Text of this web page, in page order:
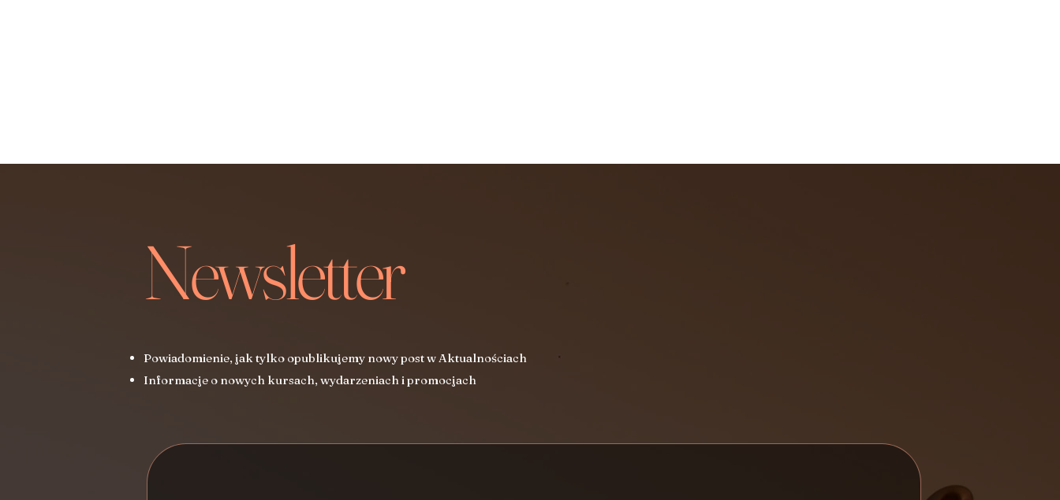
Newsletter
Powiadomienie, jak tylko opublikujemy nowy post w Aktualnościach
Informacje o nowych kursach, wydarzeniach i promocjach